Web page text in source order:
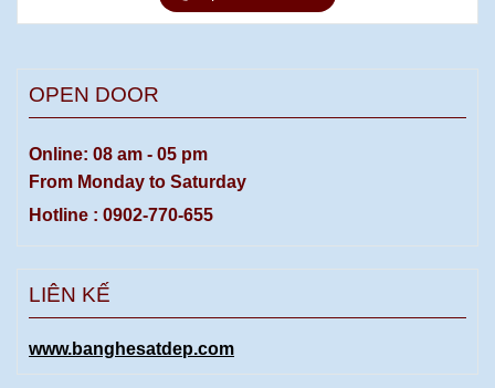
OPEN DOOR
Online: 08 am - 05 pm
From Monday to Saturday
Hotline : 0902-770-655
LIÊN KẾ
www.banghesatdep.com